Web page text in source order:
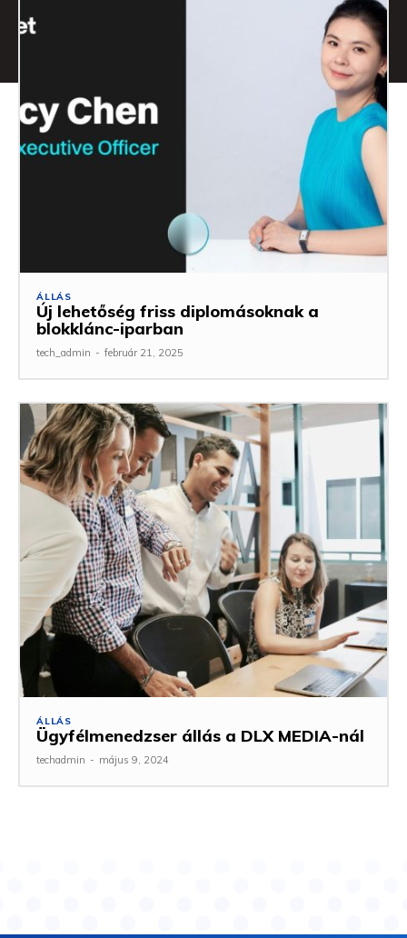
ÁLLÁS
Új lehetőség friss diplomásoknak a
blokklánc-iparban
tech_admin - február 21, 2025
ÁLLÁS
Ügyfélmenedzser állás a DLX MEDIA-nál
techadmin - május 9, 2024